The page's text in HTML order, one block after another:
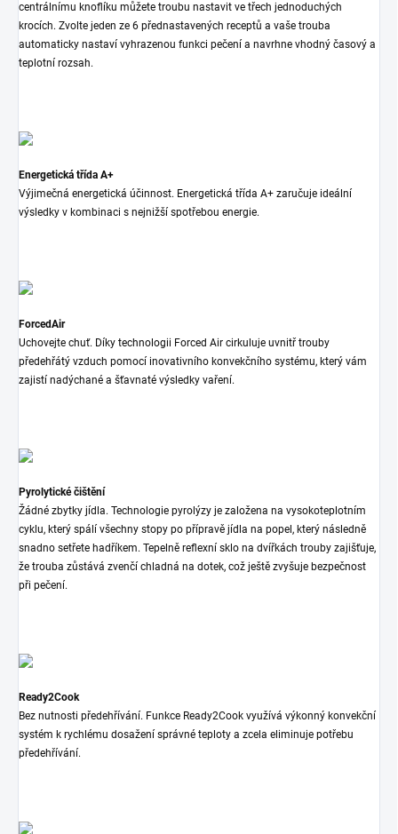
centrálnímu knoflíku můžete troubu nastavit ve třech jednoduchých
krocích. Zvolte jeden ze 6 přednastavených receptů a vaše trouba
automaticky nastaví vyhrazenou funkci pečení a navrhne vhodný časový a
teplotní rozsah.
Energetická třída A+
Výjimečná energetická účinnost. Energetická třída A+ zaručuje ideální
výsledky v kombinaci s nejnižší spotřebou energie.
ForcedAir
Uchovejte chuť. Díky technologii Forced Air cirkuluje uvnitř trouby
předehřátý vzduch pomocí inovativního konvekčního systému, který vám
zajistí nadýchané a šťavnaté výsledky vaření.
Pyrolytické čištění
Žádné zbytky jídla. Technologie pyrolýzy je založena na vysokoteplotním
cyklu, který spálí všechny stopy po přípravě jídla na popel, který následně
snadno setřete hadříkem. Tepelně reflexní sklo na dvířkách trouby zajišťuje,
že trouba zůstává zvenčí chladná na dotek, což ještě zvyšuje bezpečnost
při pečení.
Ready2Cook
Bez nutnosti předehřívání. Funkce Ready2Cook využívá výkonný konvekční
systém k rychlému dosažení správné teploty a zcela eliminuje potřebu
předehřívání.